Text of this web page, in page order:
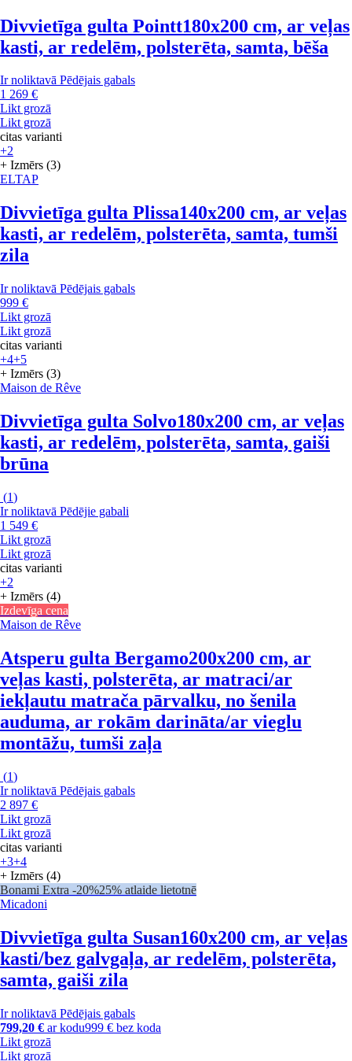
Divvietīga gulta Pointt180x200 cm, ar veļas
kasti, ar redelēm, polsterēta, samta, bēša
Ir noliktavā Pēdējais gabals
1 269 €
Likt grozā
Likt grozā
citas varianti
+2
+ Izmērs (3)
ELTAP
Divvietīga gulta Plissa140x200 cm, ar veļas
kasti, ar redelēm, polsterēta, samta, tumši
zila
Ir noliktavā Pēdējais gabals
999 €
Likt grozā
Likt grozā
citas varianti
+4+5
+ Izmērs (3)
Maison de Rêve
Divvietīga gulta Solvo180x200 cm, ar veļas
kasti, ar redelēm, polsterēta, samta, gaiši
brūna
(1)
Ir noliktavā Pēdējie gabali
1 549 €
Likt grozā
Likt grozā
citas varianti
+2
+ Izmērs (4)
Izdevīga cena
Maison de Rêve
Atsperu gulta Bergamo200x200 cm, ar
veļas kasti, polsterēta, ar matraci/ar
iekļautu matrača pārvalku, no šenila
auduma, ar rokām darināta/ar vieglu
montāžu, tumši zaļa
(1)
Ir noliktavā Pēdējais gabals
2 897 €
Likt grozā
Likt grozā
citas varianti
+3+4
+ Izmērs (4)
Bonami Extra -20%25% atlaide lietotnē
Micadoni
Divvietīga gulta Susan160x200 cm, ar veļas
kasti/bez galvgaļa, ar redelēm, polsterēta,
samta, gaiši zila
Ir noliktavā Pēdējais gabals
799,20 € ar kodu999 € bez koda
Likt grozā
Likt grozā